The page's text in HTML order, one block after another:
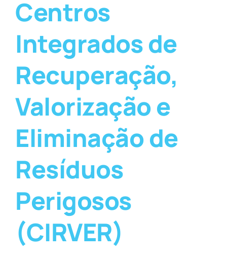
Centros
Integrados de
Recuperação,
Valorização e
Eliminação de
Resíduos
Perigosos
(CIRVER)